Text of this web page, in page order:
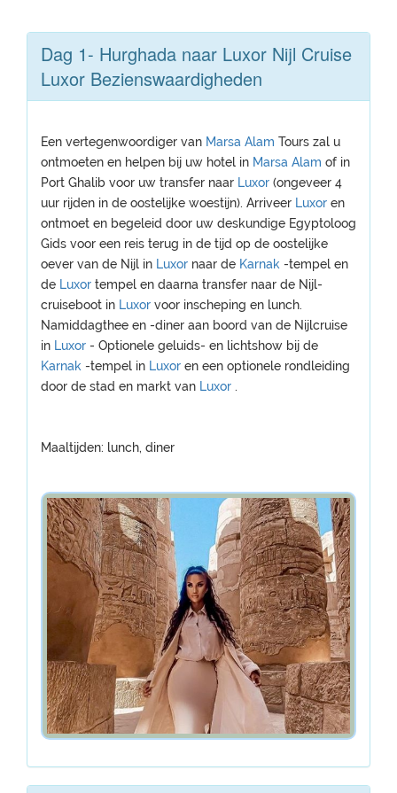
Dag 1- Hurghada naar Luxor Nijl Cruise
Luxor Bezienswaardigheden
Een vertegenwoordiger van Marsa Alam Tours zal u
ontmoeten en helpen bij uw hotel in Marsa Alam of in
Port Ghalib voor uw transfer naar Luxor (ongeveer 4
uur rijden in de oostelijke woestijn). Arriveer Luxor en
ontmoet en begeleid door uw deskundige Egyptoloog
Gids voor een reis terug in de tijd op de oostelijke
oever van de Nijl in Luxor naar de Karnak -tempel en
de Luxor tempel en daarna transfer naar de Nijl-
cruiseboot in Luxor voor inscheping en lunch.
Namiddagthee en -diner aan boord van de Nijlcruise
in Luxor - Optionele geluids- en lichtshow bij de
Karnak -tempel in Luxor en een optionele rondleiding
door de stad en markt van Luxor .
Maaltijden: lunch, diner